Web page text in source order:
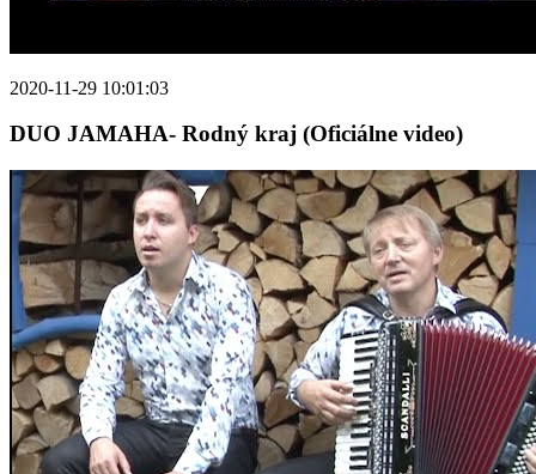
2020-11-29 10:01:03
DUO JAMAHA- Rodný kraj (Oficiálne video)